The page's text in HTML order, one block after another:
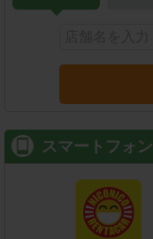
スマートフォン